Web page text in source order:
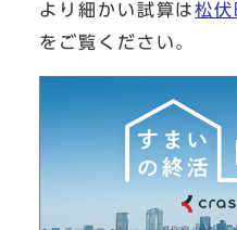
より細かい試算は松伏
をご覧ください。